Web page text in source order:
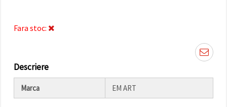
Setări
Fara stoc:
Descriere
Marca EM ART